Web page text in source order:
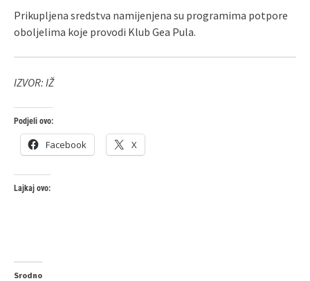
Prikupljena sredstva namijenjena su programima potpore
oboljelima koje provodi Klub Gea Pula.
IZVOR: IŽ
Podjeli ovo:
Facebook X
Lajkaj ovo:
Srodno